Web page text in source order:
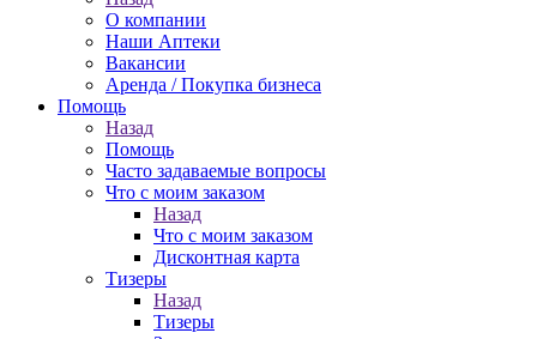
О компании
Наши Аптеки
Вакансии
Аренда / Покупка бизнеса
Помощь
Назад
Помощь
Часто задаваемые вопросы
Что с моим заказом
Назад
Что с моим заказом
Дисконтная карта
Тизеры
Назад
Тизеры